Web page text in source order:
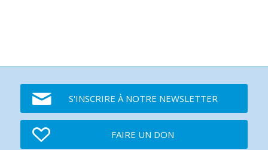
S'INSCRIRE À NOTRE NEWSLETTER
FAIRE UN DON